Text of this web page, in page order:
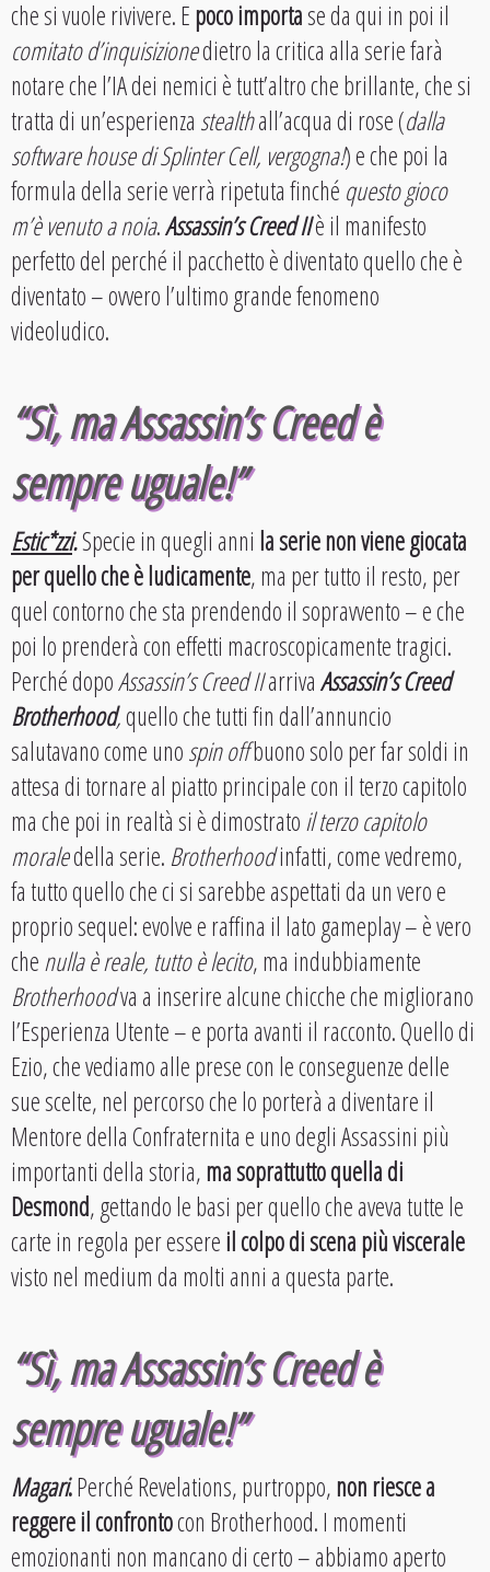
che si vuole rivivere. Epoco importase da qui in poi il
comitato d’inquisizionedietro la critica alla serie farà
notare che l’IA dei nemici è tutt’altro che brillante, che si
tratta di un’esperienza stealthall’acqua di rose (dalla
software house di Splinter Cell, vergogna!) e che poi la
formula della serie verrà ripetuta finché questo gioco
m’è venuto a noia.Assassin’s Creed IIè il manifesto
perfetto del perché il pacchetto è diventato quello che è
diventato – ovvero l’ultimo grande fenomeno
videoludico.
“Sì, ma Assassin’s Creed è
sempre uguale!”
Estic*zzi.Specie in quegli anni la serie non viene giocata
per quello che è ludicamente, ma per tutto il resto, per
quel contorno che sta prendendo il sopravvento – e che
poi lo prenderà con effetti macroscopicamente tragici.
Perché dopoAssassin’s Creed IIarrivaAssassin’s Creed
Brotherhood,quello che tutti fin dall’annuncio
salutavano come unospin offbuono solo per far soldi in
attesa di tornare al piatto principale con il terzo capitolo
ma che poi in realtà si è dimostratoil terzo capitolo
moraledella serie. Brotherhoodinfatti, come vedremo,
fa tutto quello che ci si sarebbe aspettati da un vero e
proprio sequel: evolve e raffina il lato gameplay – è vero
chenulla è reale, tutto è lecito, ma indubbiamente
Brotherhoodva a inserire alcune chicche che migliorano
l’Esperienza Utente – e porta avanti il racconto. Quello di
Ezio, che vediamo alle prese con le conseguenze delle
sue scelte, nel percorso che lo porterà a diventare il
Mentore della Confraternita e uno degli Assassini più
importanti della storia,ma soprattutto quella di
Desmond, gettando le basi per quello che aveva tutte le
carte in regola per essereil colpo di scena più viscerale
visto nel medium da molti anni a questa parte.
“Sì, ma Assassin’s Creed è
sempre uguale!”
Magari.Perché Revelations, purtroppo,non riesce a
reggere il confrontocon Brotherhood. I momenti
emozionanti non mancano di certo – abbiamo aperto